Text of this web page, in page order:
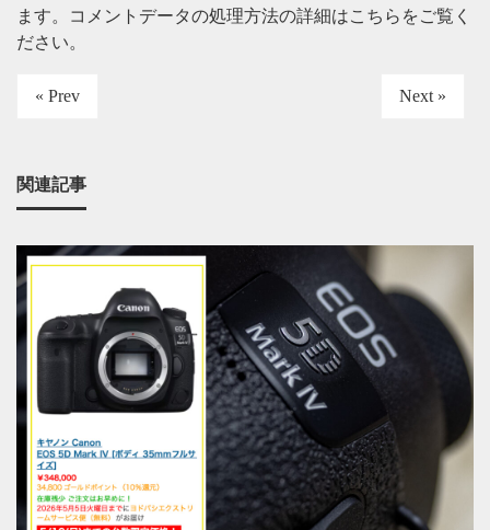
ます。
コメントデータの処理方法の詳細はこちらをご覧く
ださい。
« Prev Next »
関連記事